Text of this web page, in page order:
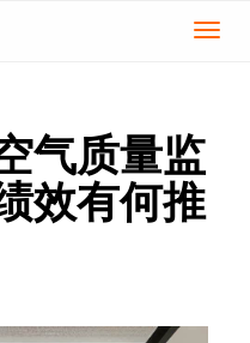
切
气质量监
效有何推